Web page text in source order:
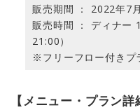
販売期間 ： 2022年7
販売時間 ： ディナー
21:00）
※フリーフロー付きプ
【メニュー・プラン詳